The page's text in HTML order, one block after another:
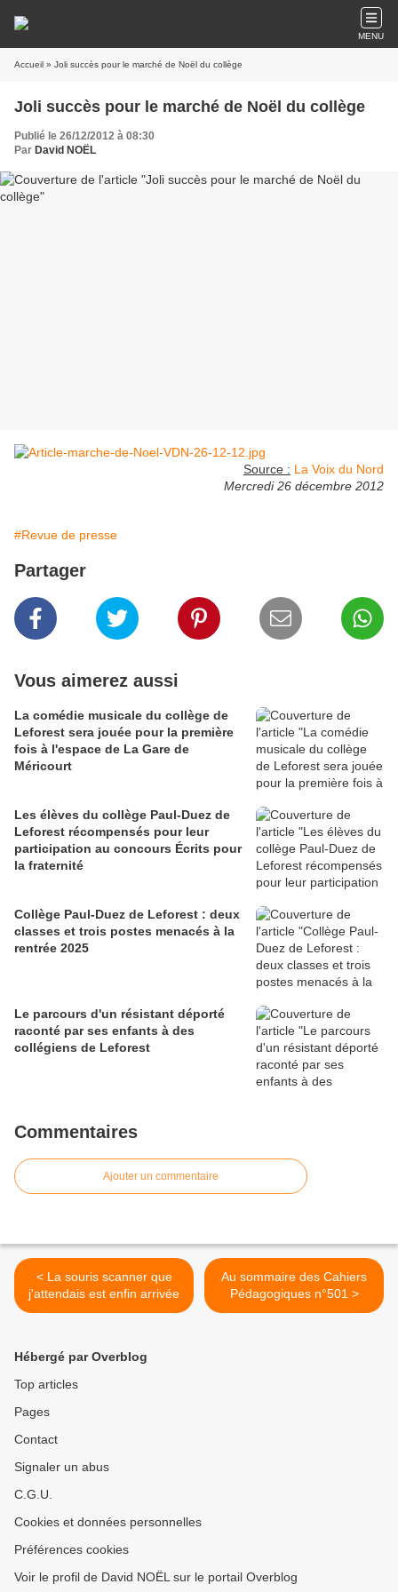
MENU
Accueil » Joli succès pour le marché de Noël du collège
Joli succès pour le marché de Noël du collège
Publié le 26/12/2012 à 08:30
Par David NOËL
Source : La Voix du Nord
Mercredi 26 décembre 2012
#Revue de presse
Partager
Vous aimerez aussi
La comédie musicale du collège de
Leforest sera jouée pour la première
fois à l'espace de La Gare de
Méricourt
Les élèves du collège Paul-Duez de
Leforest récompensés pour leur
participation au concours Écrits pour
la fraternité
Collège Paul-Duez de Leforest : deux
classes et trois postes menacés à la
rentrée 2025
Le parcours d'un résistant déporté
raconté par ses enfants à des
collégiens de Leforest
Commentaires
Ajouter un commentaire
< La souris scanner que
j'attendais est enfin arrivée
Au sommaire des Cahiers
Pédagogiques n°501 >
Hébergé par Overblog
Top articles
Pages
Contact
Signaler un abus
C.G.U.
Cookies et données personnelles
Préférences cookies
Voir le profil de David NOËL sur le portail Overblog